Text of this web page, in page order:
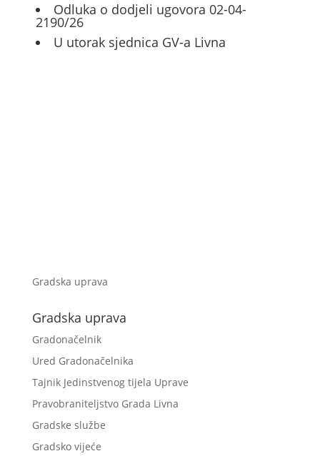
Odluka o dodjeli ugovora 02-04-
2190/26
U utorak sjednica GV-a Livna
Gradska uprava
Gradska uprava
Gradonačelnik
Ured Gradonačelnika
Tajnik Jedinstvenog tijela Uprave
Pravobraniteljstvo Grada Livna
Gradske službe
Gradsko vijeće